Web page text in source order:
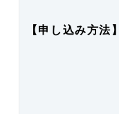
【申し込み方法】